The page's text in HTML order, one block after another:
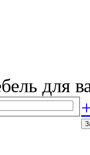
для